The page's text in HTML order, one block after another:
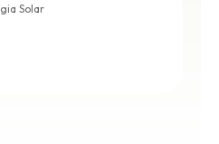
Solar